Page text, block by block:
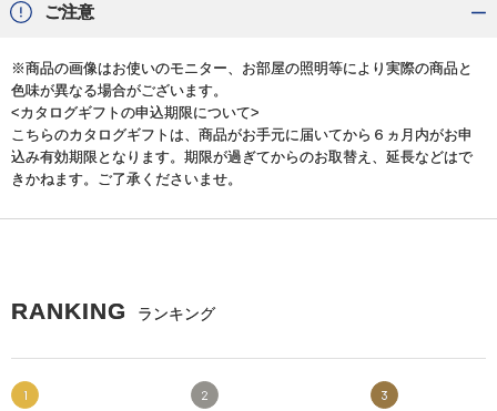
ご注意
※商品の画像はお使いのモニター、お部屋の照明等により実際の商品と
色味が異なる場合がございます。
<カタログギフトの申込期限について>
こちらのカタログギフトは、商品がお手元に届いてから６ヵ月内がお申
込み有効期限となります。期限が過ぎてからのお取替え、延長などはで
きかねます。ご了承くださいませ。
RANKING ランキング
1 2 3